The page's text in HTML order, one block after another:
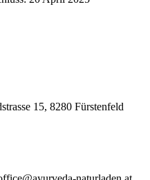
15, 8280 Fürstenfeld